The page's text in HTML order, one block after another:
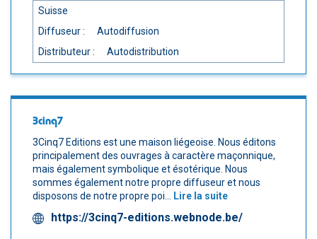
Suisse
Diffuseur :
Autodiffusion
Distributeur :
Autodistribution
3cinq7
3Cinq7 Editions est une maison liégeoise. Nous éditons
principalement des ouvrages à caractère maçonnique,
mais également symbolique et ésotérique. Nous
sommes également notre propre diffuseur et nous
disposons de notre propre poi...
Lire la suite
https://3cinq7-editions.webnode.be/